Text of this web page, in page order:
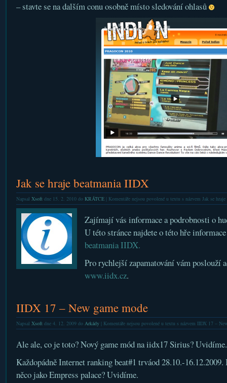
– stavte se na dalším conu osobně místo sledování ohlasů
Jak se hraje beatmania IIDX
Napsal Xsoftdne 15. 2. 2010 do KRÁTCE| Komentáře nejsou povolenéu textu s názvem Jak se hraje
Zajímají vás informace a podrobnosti o
U této stránce najdete o této hře
beatmania IIDX.
Pro rychlejší zapamatování vám poslouží
www.iidx.cz.
IIDX 17 – New game mode
Napsal Xsoftdne 4. 12. 2009 do Arkády| Komentáře nejsou povolenéu textu s názvem IIDX 17 –
Ale ale, co je toto? Nový game mód na iidx17 Sirius? Uvidíme.
Každopádně Internet ranking beat#1 trváod 28.10.-16.12.2009.
něco jako Empress palace? Uvidíme.